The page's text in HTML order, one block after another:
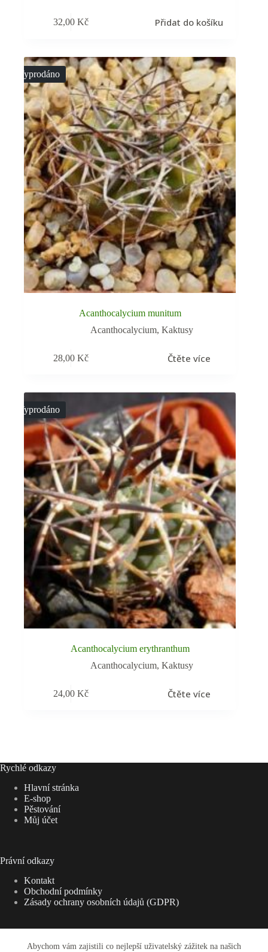
Abychom vám zajistili co nejlepší uživatelský zážitek na našich
32,00Kč Přidat do košíku
Vyprodáno
Acanthocalycium munitum
Acanthocalycium,Kaktusy
28,00Kč Čtěte více
Vyprodáno
Acanthocalycium erythranthum
Acanthocalycium,Kaktusy
24,00Kč Čtěte více
Rychlé odkazy
Hlavní stránka
E-shop
Pěstování
Můj účet
Právní odkazy
Kontakt
Obchodní podmínky
Zásady ochrany osobních údajů (GDPR)